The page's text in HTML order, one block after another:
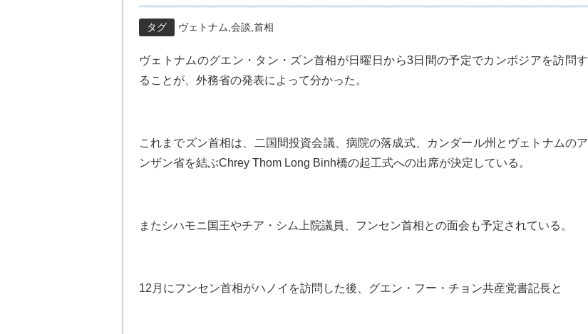
タグ ヴェトナム 会談 首相
ヴェトナムのグエン・タン・ズン首相が日曜日から3日間の予定でカンボジアを訪問す
ることが、外務省の発表によって分かった。
これまでズン首相は、二国間投資会議、病院の落成式、カンダール州とヴェトナムのア
ンザン省を結ぶChrey Thom Long Binh橋の起工式への出席が決定している。
またシハモニ国王やチア・シム上院議員、フンセン首相との面会も予定されている。
12月にフンセン首相がハノイを訪問した後、グエン・フー・チョン共産党書記長と